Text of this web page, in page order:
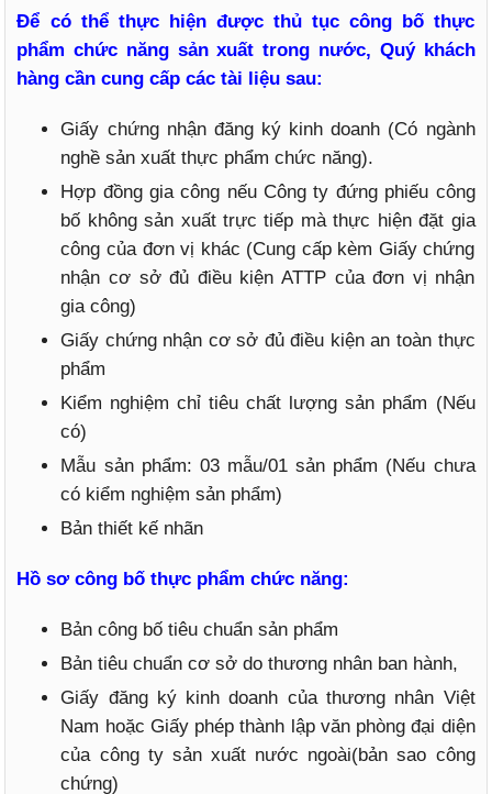
Để có thể thực hiện được thủ tục công bố thực
phẩm chức năng sản xuất trong nước, Quý khách
hàng cần cung cấp các tài liệu sau:
Giấy chứng nhận đăng ký kinh doanh (Có ngành
nghề sản xuất thực phẩm chức năng).
Hợp đồng gia công nếu Công ty đứng phiếu công
bố không sản xuất trực tiếp mà thực hiện đặt gia
công của đơn vị khác (Cung cấp kèm Giấy chứng
nhận cơ sở đủ điều kiện ATTP của đơn vị nhận
gia công)
Giấy chứng nhận cơ sở đủ điều kiện an toàn thực
phẩm
Kiểm nghiệm chỉ tiêu chất lượng sản phẩm (Nếu
có)
Mẫu sản phẩm: 03 mẫu/01 sản phẩm (Nếu chưa
có kiểm nghiệm sản phẩm)
Bản thiết kế nhãn
Hồ sơ công bố thực phẩm chức năng:
Bản công bố tiêu chuẩn sản phẩm
Bản tiêu chuẩn cơ sở do thương nhân ban hành,
Giấy đăng ký kinh doanh của thương nhân Việt
Nam hoặc Giấy phép thành lập văn phòng đại diện
của công ty sản xuất nước ngoài(bản sao công
chứng)